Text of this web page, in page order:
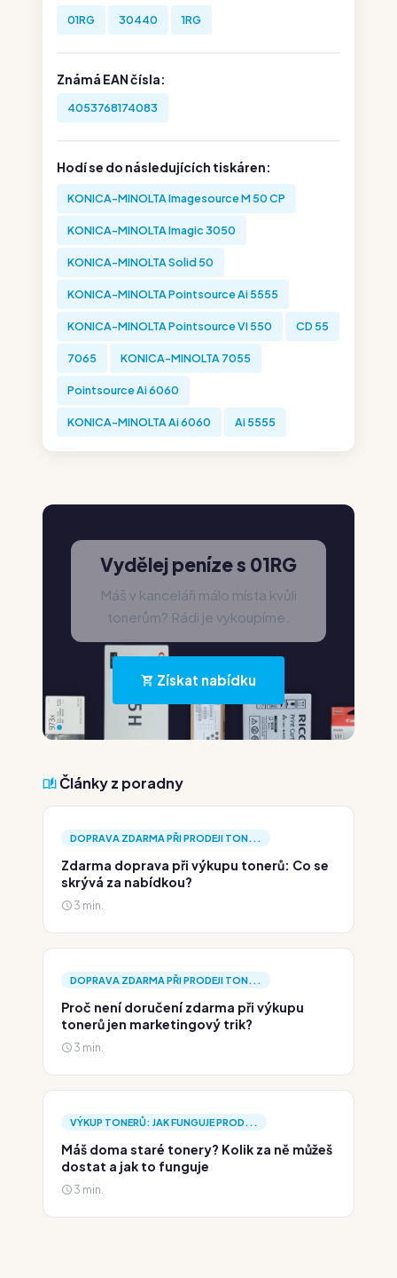
01RG 30440 1RG
Známá EAN čísla:
4053768174083
Hodí se do následujících tiskáren:
KONICA-MINOLTA Imagesource M 50 CP
KONICA-MINOLTA Imagic 3050
KONICA-MINOLTA Solid 50
KONICA-MINOLTA Pointsource Ai 5555
KONICA-MINOLTA Pointsource VI 550 CD 55
7065 KONICA-MINOLTA 7055
Pointsource Ai 6060
KONICA-MINOLTA Ai 6060 Ai 5555
Vydělej peníze s 01RG
Máš v kanceláři málo místa kvůli
tonerům? Rádi je vykoupíme.
Získat nabídku
Články z poradny
DOPRAVA ZDARMA PŘI PRODEJI TON...
Zdarma doprava při výkupu tonerů: Co se
skrývá za nabídkou?
3 min.
DOPRAVA ZDARMA PŘI PRODEJI TON...
Proč není doručení zdarma při výkupu
tonerů jen marketingový trik?
3 min.
VÝKUP TONERŮ: JAK FUNGUJE PROD...
Máš doma staré tonery? Kolik za ně můžeš
dostat a jak to funguje
3 min.